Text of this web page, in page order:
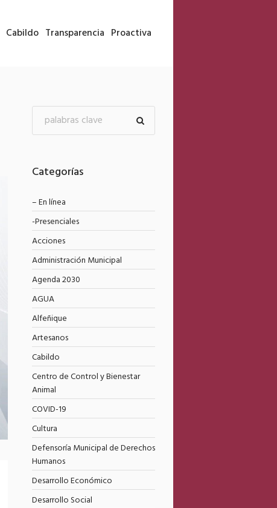
Cabildo Transparencia Proactiva
Categorías
– En línea
-Presenciales
Acciones
Administración Municipal
Agenda 2030
AGUA
Alfeñique
Artesanos
Cabildo
Centro de Control y Bienestar
Animal
COVID-19
Cultura
Defensoría Municipal de Derechos
Humanos
Desarrollo Económico
Desarrollo Social